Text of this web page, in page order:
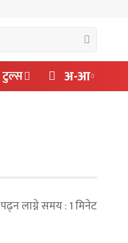
टुल्स अ-आ
पढ्न लाग्ने समय : 1 मिनेट